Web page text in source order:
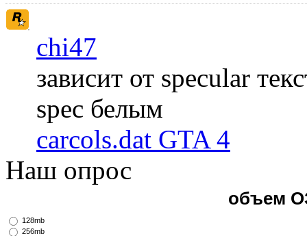
chi47
зависит от specular
spec белым
carcols.dat GTA 4
Наш опрос
объем
128mb
256mb